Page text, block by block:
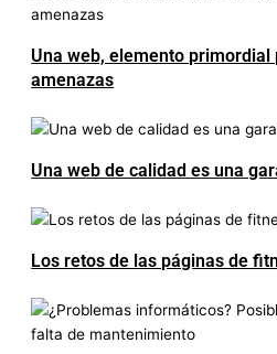
Una web, elemento
amenazas
Una web de calidad es una
Los retos de las páginas de